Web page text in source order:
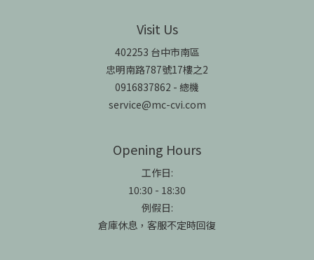
Visit Us
402253 台中市南區
忠明南路787號17樓之2
0916837862 - 總機
service@mc-cvi.com
Opening Hours
工作日:
10:30 - 18:30
例假日:
倉庫休息，客服不定時回復